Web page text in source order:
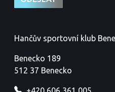
Hančův sportovní klub
Benecko 189
512 37 Benecko